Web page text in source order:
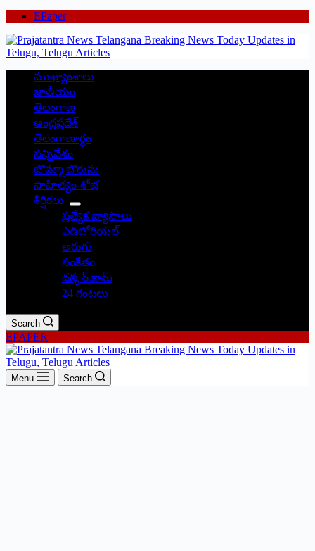
EPaper
ముఖ్యాంశాలు
జాతీయం
తెలంగాణ
ఆంధ్రప్రదేశ్
తెలంగాణార్థం
సన్నివేశం
బొమ్మా బొరుసు
సాహిత్యం-శోభ
శీర్షికలు
ప్రత్యేక వ్యాసాలు
ఎడిటోరియల్
అరుగు
సంకేతం
దక్కన్.కామ్
24 గంటలు
Search
EPAPER
Menu Search